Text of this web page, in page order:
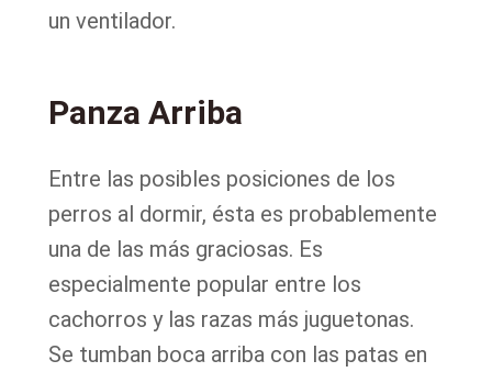
un ventilador.
Panza Arriba
Entre las posibles posiciones de los
perros al dormir, ésta es probablemente
una de las más graciosas. Es
especialmente popular entre los
cachorros y las razas más juguetonas.
Se tumban boca arriba con las patas en